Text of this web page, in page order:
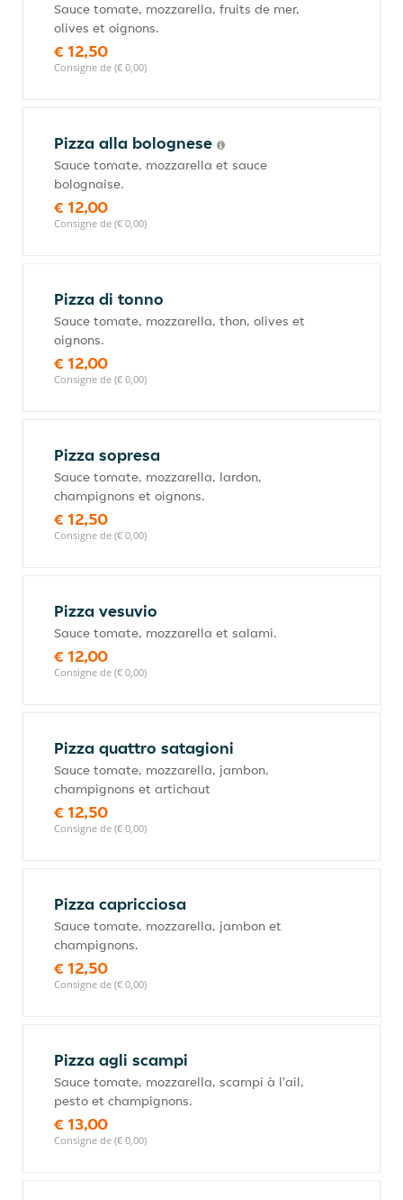
Sauce tomate, mozzarella, fruits de mer,
olives et oignons.
€ 12,50
Consigne de (€ 0,00)
Pizza alla bolognese
Sauce tomate, mozzarella et sauce
bolognaise.
€ 12,00
Consigne de (€ 0,00)
Pizza di tonno
Sauce tomate, mozzarella, thon, olives et
oignons.
€ 12,00
Consigne de (€ 0,00)
Pizza sopresa
Sauce tomate, mozzarella, lardon,
champignons et oignons.
€ 12,50
Consigne de (€ 0,00)
Pizza vesuvio
Sauce tomate, mozzarella et salami.
€ 12,00
Consigne de (€ 0,00)
Pizza quattro satagioni
Sauce tomate, mozzarella, jambon,
champignons et artichaut
€ 12,50
Consigne de (€ 0,00)
Pizza capricciosa
Sauce tomate, mozzarella, jambon et
champignons.
€ 12,50
Consigne de (€ 0,00)
Pizza agli scampi
Sauce tomate, mozzarella, scampi à l'ail,
pesto et champignons.
€ 13,00
Consigne de (€ 0,00)